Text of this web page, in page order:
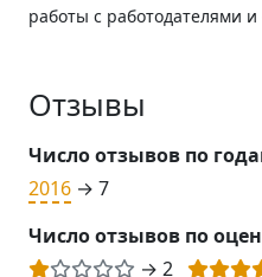
работы с работодателями и
Отзывы
Число отзывов по
2016 → 7
Число отзывов по
→ 2